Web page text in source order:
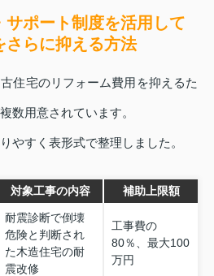
サポート制度を活用して
さらに抑える方法
住宅のリフォーム費用を抑えるた
数用意されています。
やすく表形式で整理しました。
対象工事の内容 補助上限額
耐震診断で倒壊
危険と判断され
た木造住宅の耐
震改修
工事費の
80％、最大100
万円